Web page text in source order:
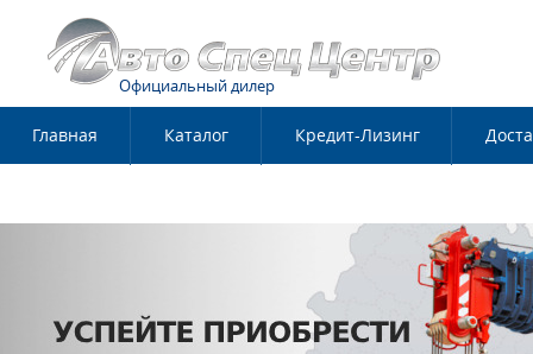
Официальный дилер
Главная Каталог Кредит-Лизинг